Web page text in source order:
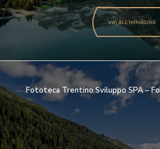
BURRO TRENTINO
VAI ALL'IMMAGINE
Fototeca Trentino Sviluppo SPA –